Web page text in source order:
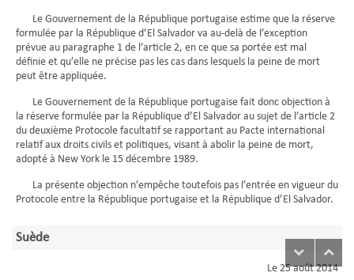
Le Gouvernement de la République portugaise estime que la réserve
formulée par la République d’El Salvador va au-delà de l’exception
prévue au paragraphe 1 de l’article 2, en ce que sa portée est mal
définie et qu’elle ne précise pas les cas dans lesquels la peine de mort
peut être appliquée.
Le Gouvernement de la République portugaise fait donc objection à
la réserve formulée par la République d’El Salvador au sujet de l’article 2
du deuxième Protocole facultatif se rapportant au Pacte international
relatif aux droits civils et politiques, visant à abolir la peine de mort,
adopté à New York le 15 décembre 1989.
La présente objection n’empêche toutefois pas l’entrée en vigueur du
Protocole entre la République portugaise et la République d’El Salvador.
Suède
Le 25 août 2014